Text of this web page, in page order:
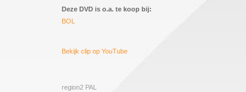
Deze DVD is o.a. te koop bij:
BOL
Bekijk clip op YouTube
region2 PAL